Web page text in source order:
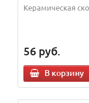
Керамическая
56 руб.
В корзину